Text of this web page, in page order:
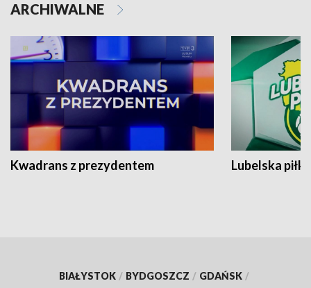
ARCHIWALNE
Kwadrans z prezydentem Lubelska piłka
BIAŁYSTOK / BYDGOSZCZ / GDAŃSK /